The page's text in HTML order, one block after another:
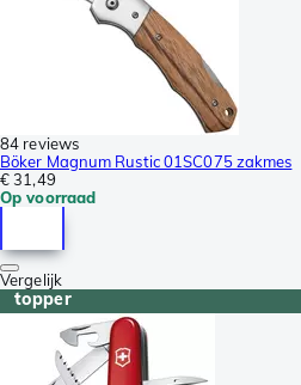
84 reviews
Böker Magnum Rustic 01SC075 zakmes
€ 31,49
Op voorraad
Vergelijk
topper